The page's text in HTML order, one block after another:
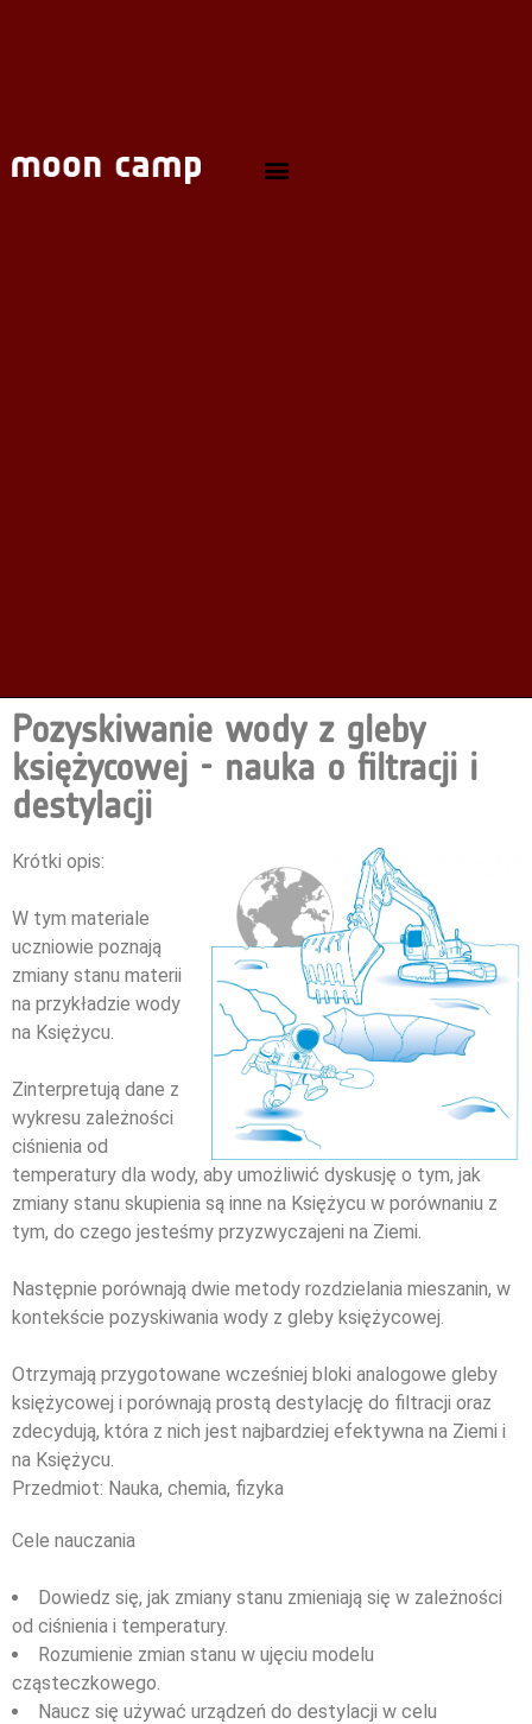
Pozyskiwanie wody z gleby
księżycowej - nauka o filtracji i
destylacji
Krótki opis:
W tym materiale
uczniowie poznają
zmiany stanu materii
na przykładzie wody
na Księżycu.
Zinterpretują dane z
wykresu zależności
ciśnienia od
temperatury dla wody, aby umożliwić dyskusję o tym, jak
zmiany stanu skupienia są inne na Księżycu w porównaniu z
tym, do czego jesteśmy przyzwyczajeni na Ziemi.
Następnie porównają dwie metody rozdzielania mieszanin, w
kontekście pozyskiwania wody z gleby księżycowej.
Otrzymają przygotowane wcześniej bloki analogowe gleby
księżycowej i porównają prostą destylację do filtracji oraz
zdecydują, która z nich jest najbardziej efektywna na Ziemi i
na Księżycu.
Przedmiot: Nauka, chemia, fizyka
Cele nauczania
Dowiedz się, jak zmiany stanu zmieniają się w zależności
od ciśnienia i temperatury.
Rozumienie zmian stanu w ujęciu modelu
cząsteczkowego.
Naucz się używać urządzeń do destylacji w celu